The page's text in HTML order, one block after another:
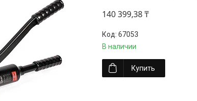
140 399,38 ₸
67053
В наличии
Купить